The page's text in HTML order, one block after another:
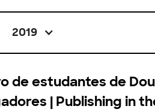
2019
de estudantes de
| Publishing in